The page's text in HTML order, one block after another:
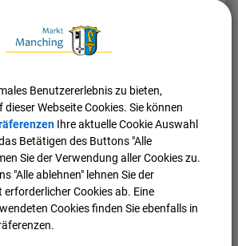
wird
nicht angezeigt
Sie "OpenStreetMap" in Ihren
Cookie Einstellungen.
Cookies Anpassen
Benutzererlebnis zu bieten,
Webseite Cookies. Sie können
Ihre aktuelle Cookie Auswahl
Betätigen des Buttons "Alle
Sie der Verwendung aller Cookies zu.
"Alle ablehnen" lehnen Sie der
Cookies ab. Eine
Cookies finden Sie ebenfalls in